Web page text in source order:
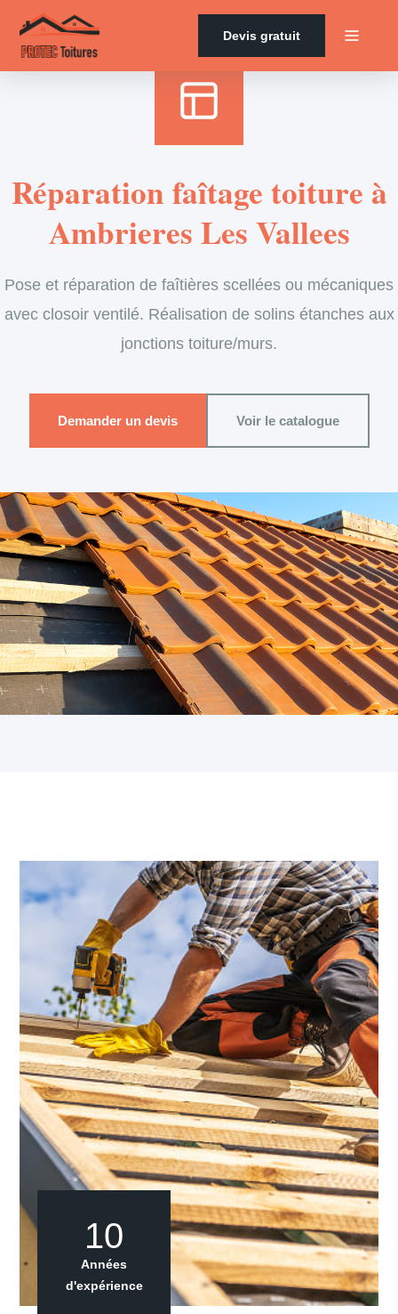
Devis gratuit
Réparation faîtage toiture à
Ambrieres Les Vallees
Pose et réparation de faîtières scellées ou mécaniques
avec closoir ventilé. Réalisation de solins étanches aux
jonctions toiture/murs.
Demander un devis Voir le catalogue
10
Années
d'expérience